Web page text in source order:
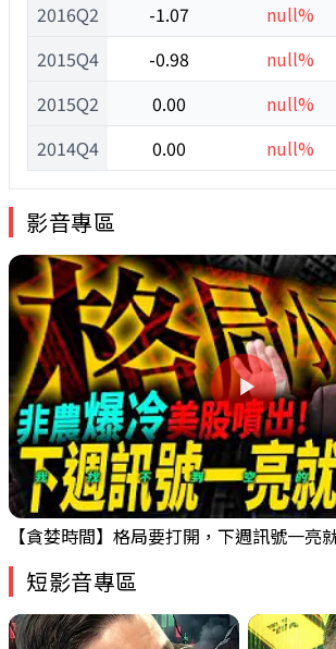
2016Q2
2015Q4
2015Q2
2014Q4
-1.07
null%
-0.98
null%
0.00
null%
0.00
null%
影音專區
短影音專區